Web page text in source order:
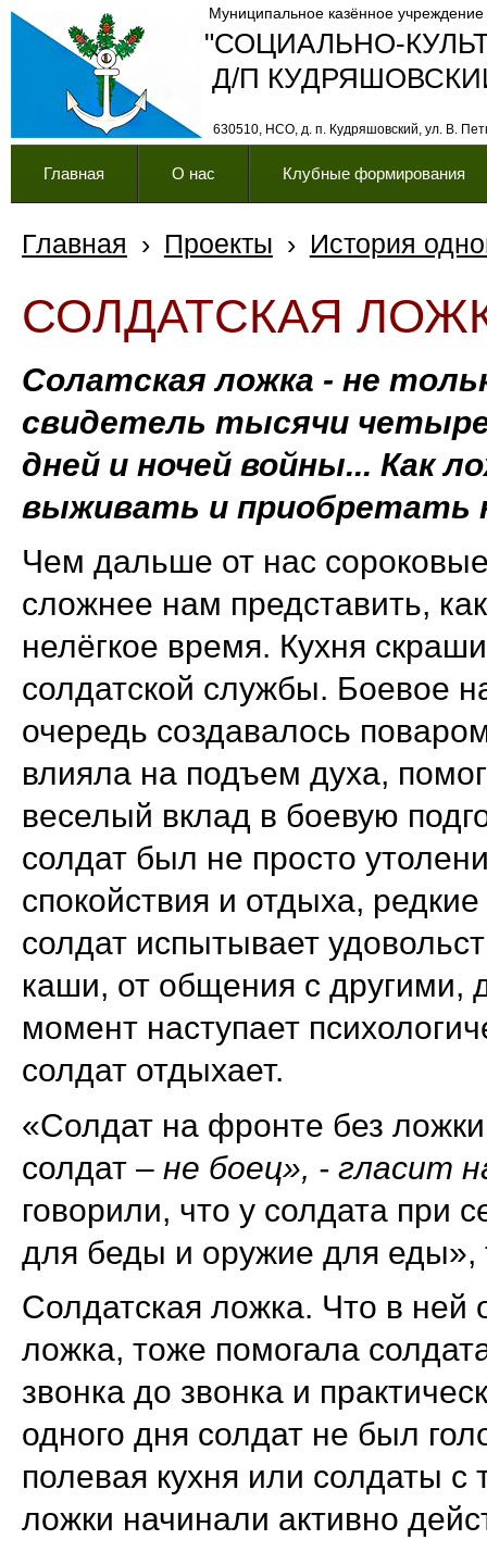
"СОЦИАЛЬНО-
630510, НСО, д. п. Кудряшовский, ул. В.
Муниципальное казённое учреждение
Д/П
Главная О нас Клубные формирования
Главная › Проекты › История
СОЛДАТСКАЯ
Солатская ложка - не
свидетель тысячи
дней и ночей войны... Как
выживать и приобретать
Чем дальше от нас
сложнее нам представить,
нелёгкое время. Кухня
солдатской службы. Боевое
очередь создавалось
влияла на подъем духа,
веселый вклад в боевую
солдат был не просто
спокойствия и отдыха,
солдат испытывает
каши, от общения с другими,
момент наступает
солдат отдыхает.
«Солдат на фронте без
солдат – не боец», - гласит
говорили, что у солдата при
для беды и оружие для еды»,
Солдатская ложка. Что в ней
ложка, тоже помогала
звонка до звонка и
одного дня солдат не был
полевая кухня или солдаты
ложки начинали активно